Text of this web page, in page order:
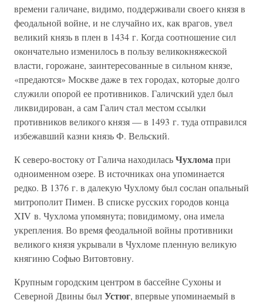
времени галичане, видимо, поддерживали своего князя в
феодальной войне, и не случайно их, как врагов, увел
великий князь в плен в 1434 г. Когда соотношение сил
окончательно изменилось в пользу великокняжеской
власти, горожане, заинтересованные в сильном князе,
«предаются» Москве даже в тех городах, которые долго
служили опорой ее противников. Галичский удел был
ликвидирован, а сам Галич стал местом ссылки
противников великого князя — в 1493 г. туда отправился
избежавший казни князь Ф. Вельский.
К северо-востоку от Галича находиласьЧухломапри
одноименном озере. В источниках она упоминается
редко. В 1376 г. в далекую Чухлому был сослан опальный
митрополит Пимен. В списке русских городов конца
XIV в. Чухлома упомянута; повидимому, она имела
укрепления. Во время феодальной войны противники
великого князя укрывали в Чухломе пленную великую
княгиню Софью Витовтовну.
Крупным городским центром в бассейне Сухоны и
Северной Двины былУстюг, впервые упоминаемый в